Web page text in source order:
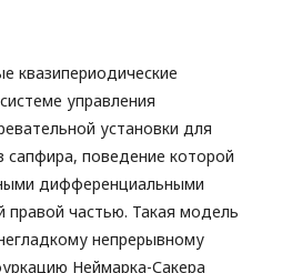
квазипериодические
управления
установки для
сапфира, поведение которой
дифференциальными
правой частью. Такая модель
непрерывному
Неймарка-Сакера